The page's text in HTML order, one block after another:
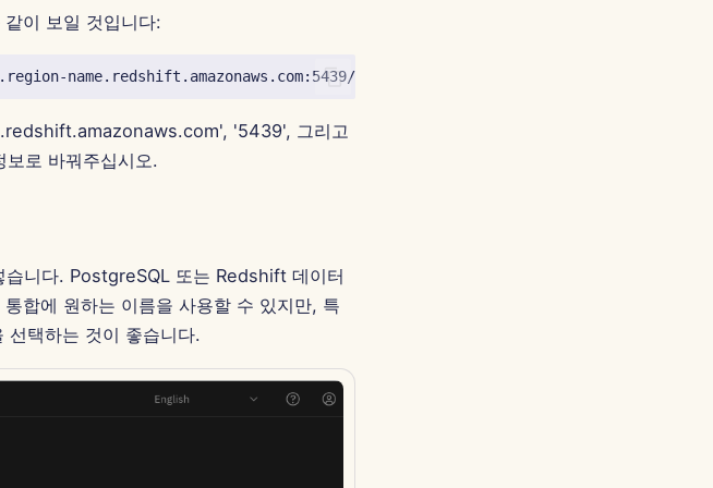
이 보일 것입니다:
'5439', 그리고
로 바꿔주십시오.
니다. PostgreSQL 또는 Redshift 데이터
합에 원하는 이름을 사용할 수 있지만, 특
선택하는 것이 좋습니다.